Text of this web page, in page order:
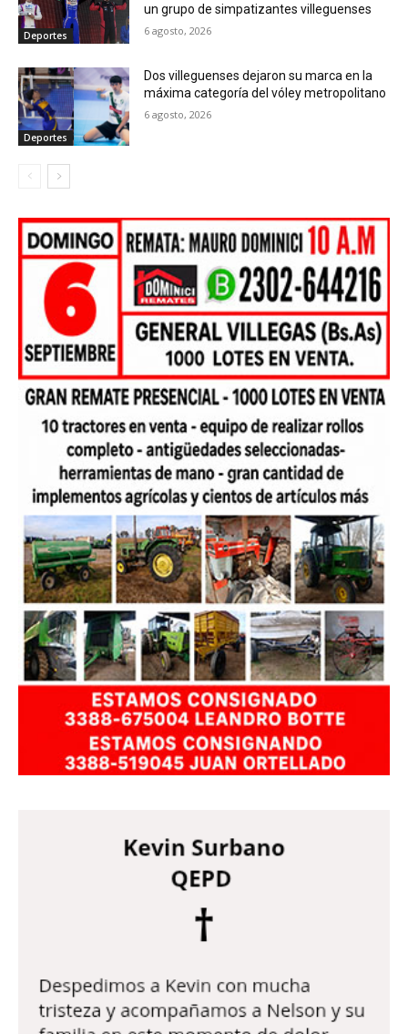
Deportes
un grupo de simpatizantes villeguenses
6 agosto, 2026
Deportes
Dos villeguenses dejaron su marca en la
máxima categoría del vóley metropolitano
6 agosto, 2026